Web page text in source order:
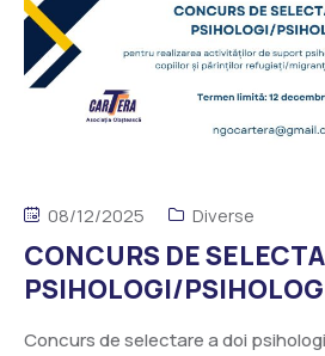
08/12/2025 Diverse
CONCURS DE
PSIHOLOGI/
Concurs de selectare a doi